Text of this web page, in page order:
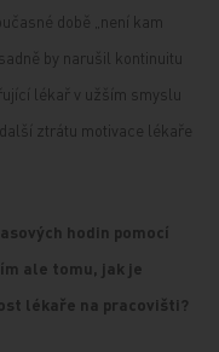
době „není kam
by narušil kontinuitu
lékař v užším smyslu
ztrátu motivace lékaře
hodin pomocí
ale tomu, jak je
lékaře na pracovišti?